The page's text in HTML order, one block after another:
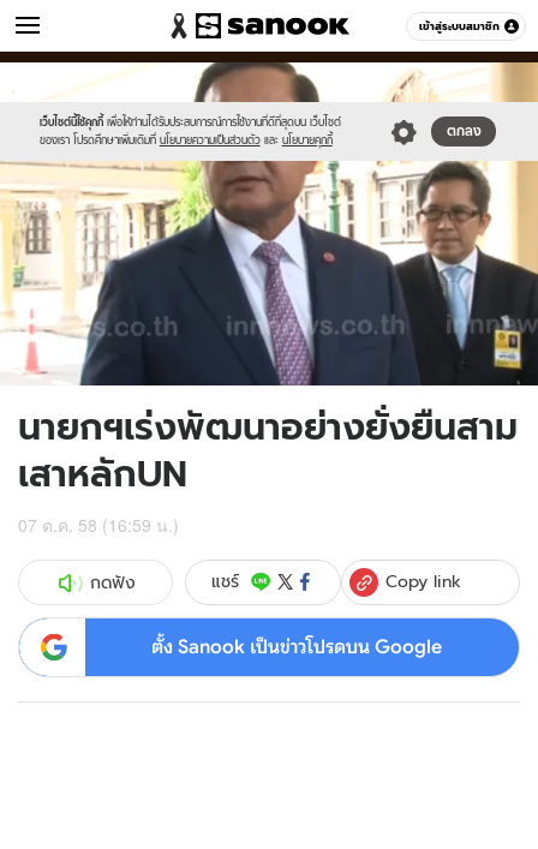
เข้าสู่ระบบสมาชิก
ข่าว หมวดอื่นๆ
เว็บไซต์นี้ใช้คุกกี้ เพื่อให้ท่านได้รับประสบการณ์การใช้งานที่ดีที่สุดบน เว็บไซต์
ของเรา โปรดศึกษาเพิ่มเติมที่ นโยบายความเป็นส่วนตัว และ นโยบายคุกกี้
ตกลง
//s.isanook.com/sr/0/images/logo-
sanook.png
//s.isanook.com/ns/0/ud/375/1878442/650896-
นายกฯเร่งพัฒนาอย่างยั่งยืนสาม
เสาหลักUN
07 ต.ค. 58 (16:59 น.)
กดฟัง แชร์ Copy link
ตั้ง Sanook เป็นข่าวโปรดบน Google